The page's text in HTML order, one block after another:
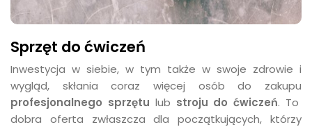
Sprzęt do ćwiczeń
Inwestycja w siebie, w tym także w swoje zdrowie i
wygląd, skłania coraz więcej osób do zakupu
profesjonalnego sprzętu lub stroju do ćwiczeń. To
dobra oferta zwłaszcza dla początkujących, którzy